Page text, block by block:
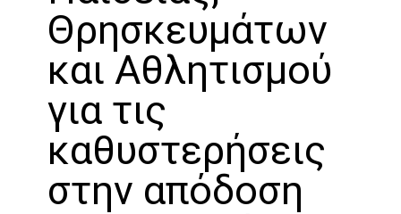
Θρησκευμάτων
και Αθλητισμού
για τις
καθυστερήσεις
στην απόδοση